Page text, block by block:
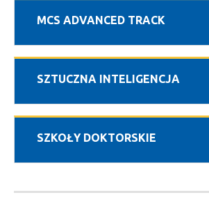
MCS ADVANCED TRACK
SZTUCZNA INTELIGENCJA
SZKOŁY DOKTORSKIE